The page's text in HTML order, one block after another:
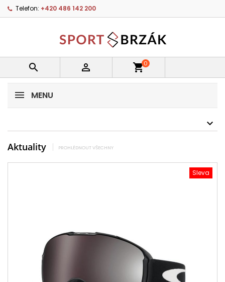
Telefon: +420 486 142 200
  shopping_cart0
MENU
Aktuality PROHLÉDNOUT VŠECHNY
Sleva